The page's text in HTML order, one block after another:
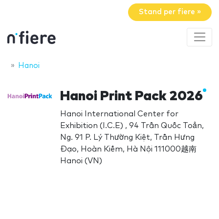
Stand per fiere »
Hanoi
Hanoi Print Pack 2026
Hanoi International Center for
Exhibition (I.C.E) , 94 Trần Quốc Toản,
Ng. 91 P. Lý Thường Kiệt, Trần Hưng
Đạo, Hoàn Kiếm, Hà Nội 111000越南
Hanoi (VN)